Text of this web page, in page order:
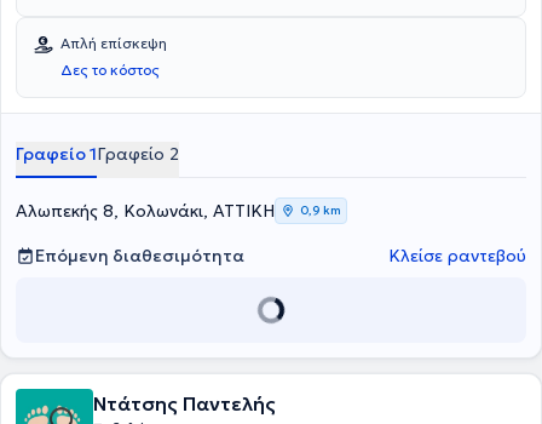
εργάστηκε στο εργαστήριο ποδολογίας Ι. Ντάτσης στην Αθήνα, που
λειτουργεί ήδη από το 1985. Ως ποδολόγος αντιμετωπίζει παθήσεις
όπως ονυχοκρυπτώσεις, κάλους, μύκητες, μυρηγκιές και
διαχειρίζεται επιπλοκές στο διαβητικό πόδι, πελματιαίες
Σωματείου Ποδολόγων Ελλάδας και της Εταιρείας Μελέτης
Παθήσεων Διαβητικού Ποδιού.
Απλή επίσκεψη
Δες το κόστος
Γραφείο 1Γραφείο 2
Αλωπεκής 8, Κολωνάκι, ΑΤΤΙΚΗ 0,9 km
Επόμενη διαθεσιμότητα Κλείσε ραντεβού
Ντάτσης Παντελής